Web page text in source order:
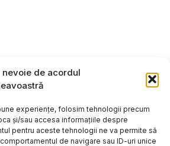
nevoie de acordul
experiențe, folosim tehnologii precum
și/sau accesa informațiile despre
pentru aceste tehnologii ne va permite să
de navigare sau ID-uri unice